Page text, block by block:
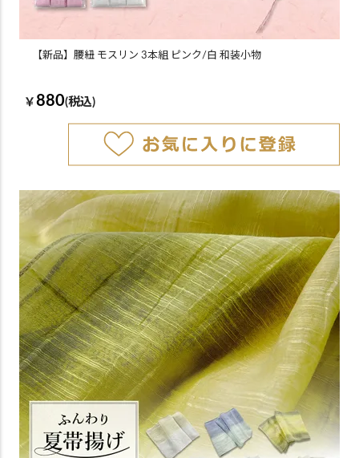
【新品】腰紐 モスリン 3本組 ピンク/白 和装小物
￥ 880(税込)